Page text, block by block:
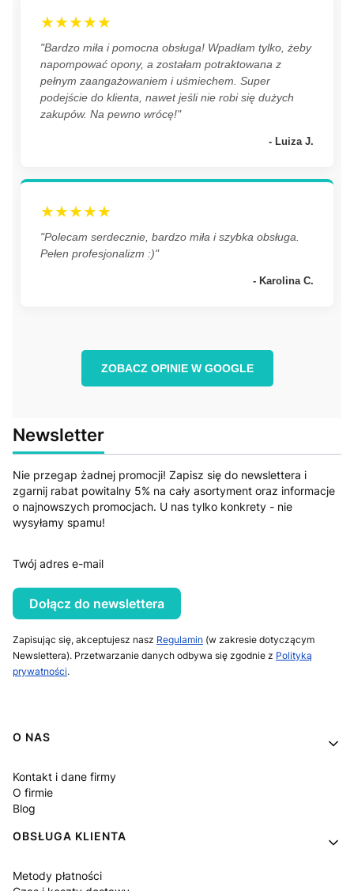
★★★★★
"Bardzo miła i pomocna obsługa! Wpadłam tylko, żeby
napompować opony, a zostałam potraktowana z
pełnym zaangażowaniem i uśmiechem. Super
podejście do klienta, nawet jeśli nie robi się dużych
zakupów. Na pewno wrócę!"
- Luiza J.
★★★★★
"Polecam serdecznie, bardzo miła i szybka obsługa.
Pełen profesjonalizm :)"
- Karolina C.
ZOBACZ OPINIE W GOOGLE
Newsletter
Nie przegap żadnej promocji! Zapisz się do newslettera i
zgarnij rabat powitalny 5% na cały asortyment oraz informacje
o najnowszych promocjach. U nas tylko konkrety - nie
wysyłamy spamu!
Twój adres e-mail
Dołącz do newslettera
Zapisując się, akceptujesz nasz Regulamin (w zakresie dotyczącym
Newslettera). Przetwarzanie danych odbywa się zgodnie z Polityką
prywatności.
Linki w stopce
O NAS
Kontakt i dane firmy
O firmie
Blog
OBSŁUGA KLIENTA
Metody płatności